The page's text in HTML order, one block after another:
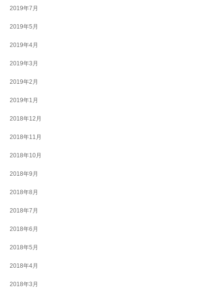
2019年7月
2019年5月
2019年4月
2019年3月
2019年2月
2019年1月
2018年12月
2018年11月
2018年10月
2018年9月
2018年8月
2018年7月
2018年6月
2018年5月
2018年4月
2018年3月